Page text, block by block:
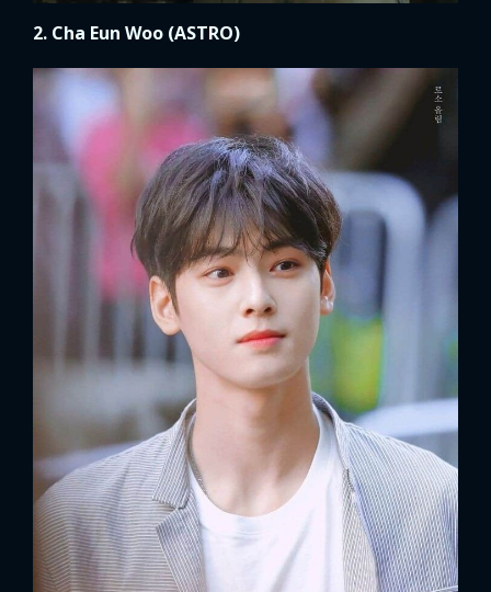
ĐĂNG NHẬP
FACEBOOK GOOGLE
2. Cha Eun Woo (ASTRO)